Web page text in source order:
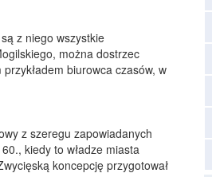
z niego wszystkie
można dostrzec
biurowca czasów, w
z szeregu zapowiadanych
kiedy to władze miasta
koncepcję przygotował